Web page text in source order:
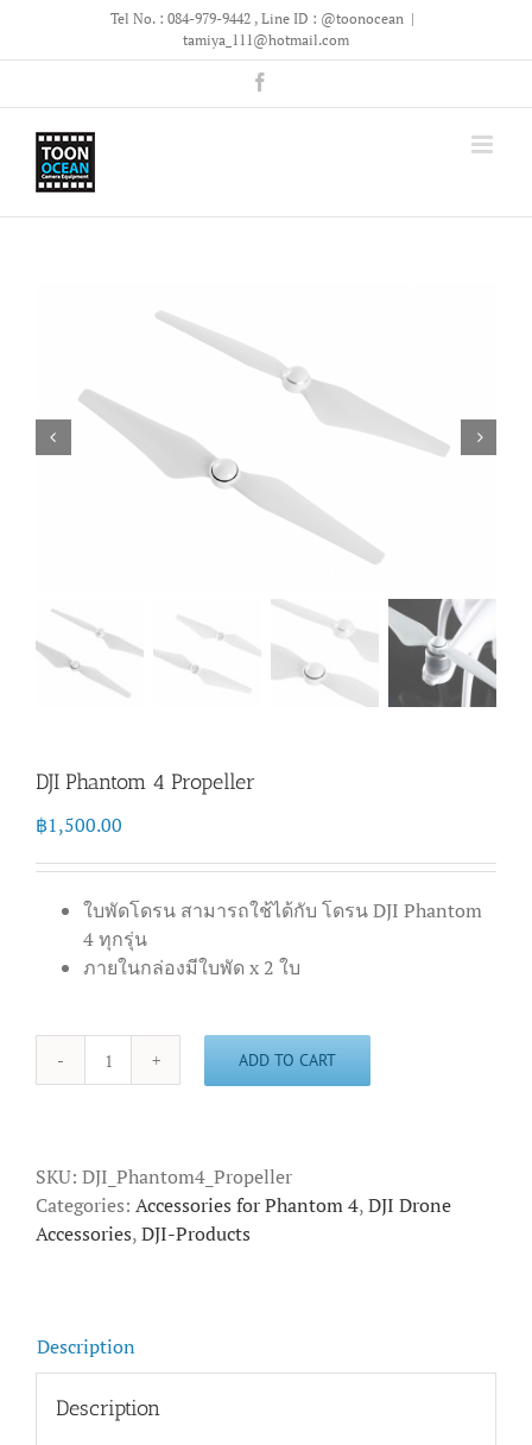
Tel No. : 084-979-9442 , Line ID : @toonocean |
tamiya_111@hotmail.com
DJI Phantom 4 Propeller
฿1,500.00
ใบพัดโดรน สามารถใช้ได้กับ โดรน DJI Phantom
4 ทุกรุ่น
ภายในกล่องมีใบพัด x 2 ใบ
DJI
quantity
ADD TO CART
SKU: DJI_Phantom4_Propeller
Categories: Accessories for Phantom 4,DJI Drone
Accessories,DJI-Products
Description
Description